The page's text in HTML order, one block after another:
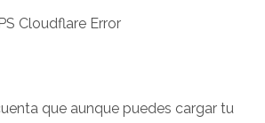
que aunque puedes cargar tu